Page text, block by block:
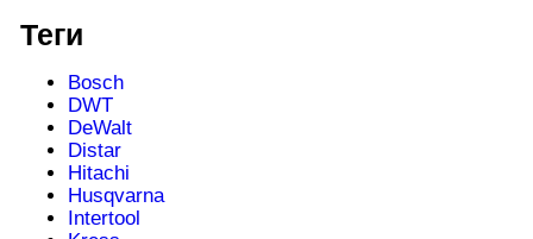
Теги
Bosch
DWT
DeWalt
Distar
Hitachi
Husqvarna
Intertool